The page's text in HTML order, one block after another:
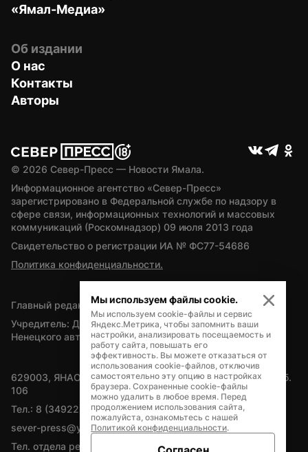
«Ямал-Медиа»
Об издании
О нас
Контакты
Авторы
© 2026 Север-Пресс — Новости Ямала.
Информационное агентство «Север-Пресс»
зарегистрировано в Федеральной службе по надзору в
сфере связи, информационных технологий и массовых
коммуникаций (Роскомнадзор) 09 июля 2013 года
Свидетельство о регистрации ИА № ФС77-54686
Политика конфиденциальности.
Главный редактор — А.Л. Поздеев
Учредитель: Департамент внутренней политики Ямало-
Ненецкого автономного округа
629003, ЯНАО, Салехард, мкр. Богдана Кнунянца, д.1, каб.
106
Тел.: 8 (34922) 71262
sever-press@yamal-media.ru
Тел. отдела рекламы: 8 (34922) 42728
Мы используем файлы cookie.
Мы используем cookie-файлы и сервис
Яндекс.Метрика, чтобы запомнить ваши
настройки, анализировать посещаемость и
работу сайта, повышать его
эффективность. Вы можете отказаться от
использования cookie-файлов, отключив
самостоятельно эту опцию в настройках
браузера. Сохраненные cookie-файлы
можно удалить в любое время. Перед
продолжением использования сайта,
пожалуйста, ознакомьтесь с нашей
Политикой конфиденциальности.